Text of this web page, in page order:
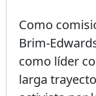
Como
Brim-
como líder
larga